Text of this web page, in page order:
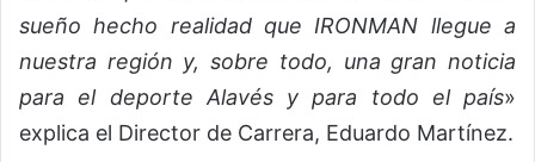
sueño hecho realidad que IRONMAN llegue a
nuestra región y, sobre todo, una gran noticia
para el deporte Alavés y para todo el país»
explica el Director de Carrera, Eduardo Martínez.